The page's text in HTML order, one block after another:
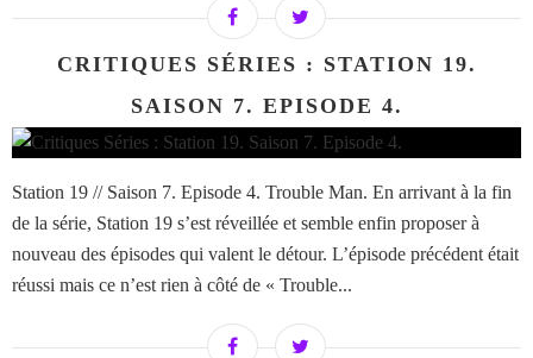
CRITIQUES SÉRIES : STATION 19.
SAISON 7. EPISODE 4.
Station 19 // Saison 7. Episode 4. Trouble Man. En arrivant à la fin
de la série, Station 19 s’est réveillée et semble enfin proposer à
nouveau des épisodes qui valent le détour. L’épisode précédent était
réussi mais ce n’est rien à côté de « Trouble...